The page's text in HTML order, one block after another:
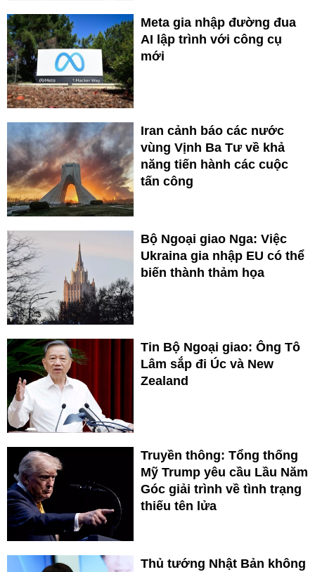
Meta gia nhập đường đua
AI lập trình với công cụ
mới
Iran cảnh báo các nước
vùng Vịnh Ba Tư về khả
năng tiến hành các cuộc
tấn công
Bộ Ngoại giao Nga: Việc
Ukraina gia nhập EU có thể
biến thành thảm họa
Tin Bộ Ngoại giao: Ông Tô
Lâm sắp đi Úc và New
Zealand
Truyền thông: Tổng thống
Mỹ Trump yêu cầu Lầu Năm
Góc giải trình về tình trạng
thiếu tên lửa
Thủ tướng Nhật Bản không